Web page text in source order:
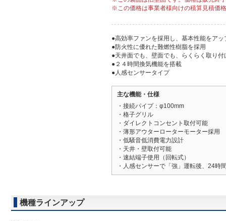
※この価格は事業者様向けの積算見積価
●高効率ファンを採用し、基本性能をアッ
●防火性に優れた難燃性樹脂を採用
●天井面でも、壁面でも、らくらく取り付
●２４時間換気機能を搭載
●人感センサータイプ
主な機能・仕様
・接続パイプ：φ100mm
・格子グリル
・ダイレクトコンセント取付可能
・薄形アウターローターモーター採用
・低騒音低消費電力設計
・天井・壁取付可能
・速結端子使用（回転式）
・人感センサーで「強」運転後、24時
機種ラインアップ